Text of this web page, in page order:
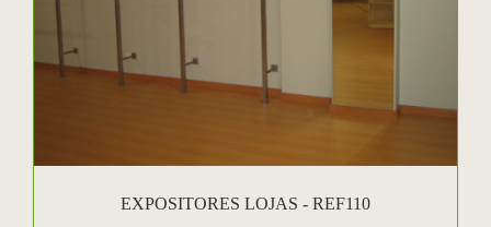
EXPOSITORES LOJAS - REF110